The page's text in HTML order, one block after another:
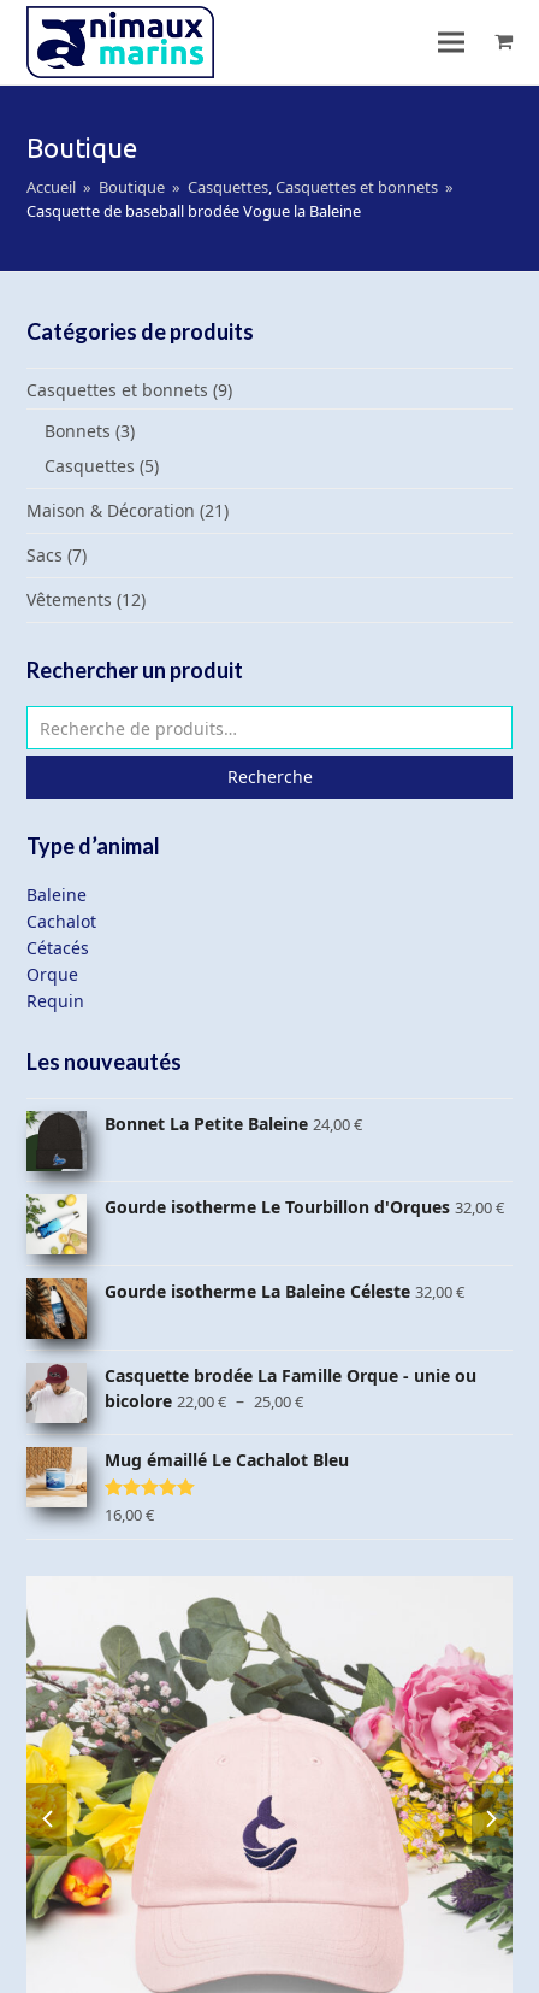
Boutique
Accueil » Boutique » Casquettes,Casquettes et bonnets »
Casquette de baseball brodée Vogue la Baleine
Catégories de produits
Casquettes et bonnets (9)
Bonnets (3)
Casquettes (5)
Maison & Décoration (21)
Sacs (7)
Vêtements (12)
Rechercher un produit
Recherche
Type d’animal
Baleine
Cachalot
Cétacés
Orque
Requin
Les nouveautés
Bonnet La Petite Baleine 24,00€
Gourde isotherme Le Tourbillon d'Orques 32,00€
Gourde isotherme La Baleine Céleste 32,00€
Casquette brodée La Famille Orque - unie ou
bicolore 22,00€ – 25,00€Plage
prix :
Mug émaillé Le Cachalot Bleu
Note 5.00
16,00€
previous
slide
next
slide